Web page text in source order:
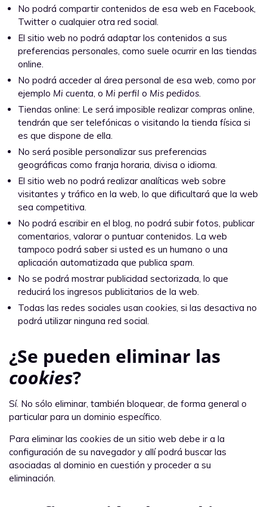
No podrá compartir contenidos de esa web en Facebook,
Twitter o cualquier otra red social.
El sitio web no podrá adaptar los contenidos a sus
preferencias personales, como suele ocurrir en las tiendas
online.
No podrá acceder al área personal de esa web, como por
ejemplo Mi cuenta, o Mi perfil o Mis pedidos.
Tiendas online: Le será imposible realizar compras online,
tendrán que ser telefónicas o visitando la tienda física si
es que dispone de ella.
No será posible personalizar sus preferencias
geográficas como franja horaria, divisa o idioma.
El sitio web no podrá realizar analíticas web sobre
visitantes y tráfico en la web, lo que dificultará que la web
sea competitiva.
No podrá escribir en el blog, no podrá subir fotos, publicar
comentarios, valorar o puntuar contenidos. La web
tampoco podrá saber si usted es un humano o una
aplicación automatizada que publica spam.
No se podrá mostrar publicidad sectorizada, lo que
reducirá los ingresos publicitarios de la web.
Todas las redes sociales usan cookies, si las desactiva no
podrá utilizar ninguna red social.
¿Se pueden eliminar las
cookies?
Sí. No sólo eliminar, también bloquear, de forma general o
particular para un dominio específico.
Para eliminar las cookies de un sitio web debe ir a la
configuración de su navegador y allí podrá buscar las
asociadas al dominio en cuestión y proceder a su
eliminación.